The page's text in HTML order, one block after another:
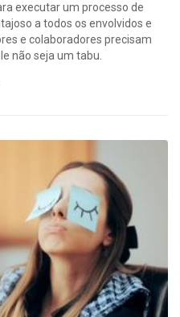
executar um processo de
a todos os envolvidos e
e colaboradores precisam
não seja um tabu.